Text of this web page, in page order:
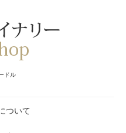
ドル
ついて